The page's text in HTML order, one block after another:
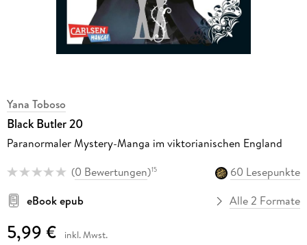
Yana Toboso
Black Butler 20
Paranormaler Mystery-Manga im viktorianischen England
(0 Bewertungen)15
60 Lesepunkte
eBook epub
Alle 2 Formate
5,99 € inkl. Mwst.